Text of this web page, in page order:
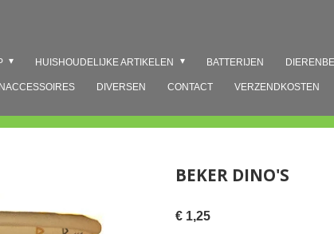
HUISHOUDELIJKE ARTIKELEN BATTERIJEN
DIVERSEN CONTACT VERZENDKOSTEN
BEKER DINO'S
€ 1,25